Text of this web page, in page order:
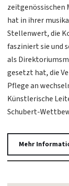
zeitgenössischen
hat in ihrer
Stellenwert, die
fasziniert sie und
als
gesetzt hat, die
Pflege an
Künstlerische
Schubert-
Mehr